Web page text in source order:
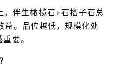
，伴生橄榄石+石榴子石总
益。品位越低，规模化处
要。